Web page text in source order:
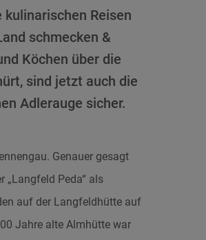
Reisen
schmecken &
Köchen über die
sind jetzt auch die
Adlerauge sicher.
Genauer gesagt
„Langfeld Peda“ als
auf der Langfeldhütte auf
Jahre alte Almhütte war